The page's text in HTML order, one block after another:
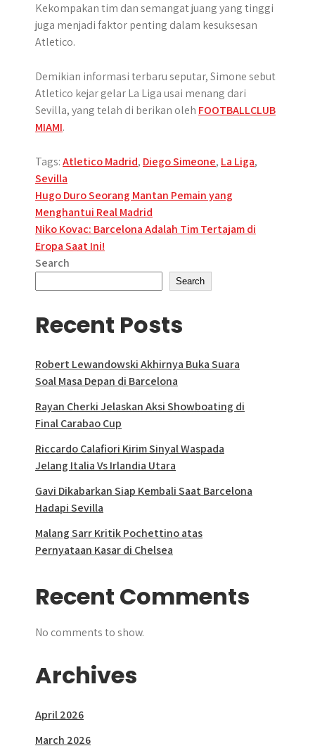
Kekompakan tim dan semangat juang yang tinggi
juga menjadi faktor penting dalam kesuksesan
Atletico.
Demikian informasi terbaru seputar, Simone sebut
Atletico kejar gelar La Liga usai menang dari
Sevilla, yang telah di berikan oleh FOOTBALLCLUB
MIAMI.
Tags:Atletico Madrid, Diego Simeone, La Liga,
Sevilla
Post
navigation
Hugo Duro Seorang Mantan Pemain yang
Menghantui Real Madrid
Niko Kovac: Barcelona Adalah Tim Tertajam di
Eropa Saat Ini!
Search
Search
Recent Posts
Robert Lewandowski Akhirnya Buka Suara
Soal Masa Depan di Barcelona
Rayan Cherki Jelaskan Aksi Showboating di
Final Carabao Cup
Riccardo Calafiori Kirim Sinyal Waspada
Jelang Italia Vs Irlandia Utara
Gavi Dikabarkan Siap Kembali Saat Barcelona
Hadapi Sevilla
Malang Sarr Kritik Pochettino atas
Pernyataan Kasar di Chelsea
Recent Comments
No comments to show.
Archives
April 2026
March 2026